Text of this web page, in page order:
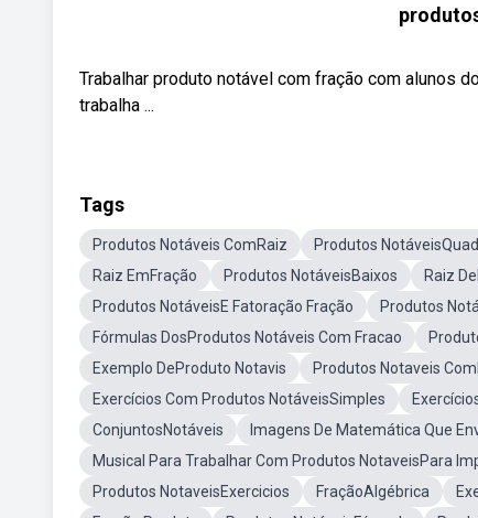
Trabalhar produto notável com fração com alunos
trabalha ...
Tags
Produtos Notáveis ComRaiz Produtos
Raiz EmFração
Produtos NotáveisBaixos Raiz
Produtos NotáveisE Fatoração Fração
Produtos
Fórmulas DosProdutos Notáveis Com Fracao
Exemplo DeProduto Notavis
Produtos Notaveis
Exercícios Com Produtos NotáveisSimples
ConjuntosNotáveis
Imagens De Matemática Que
Musical Para Trabalhar Com Produtos NotaveisPara
Produtos NotaveisExercicios
FraçãoAlgébrica